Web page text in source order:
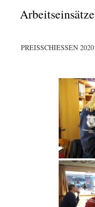
Arbeitseinsätze
PREISSCHIESSEN 2020